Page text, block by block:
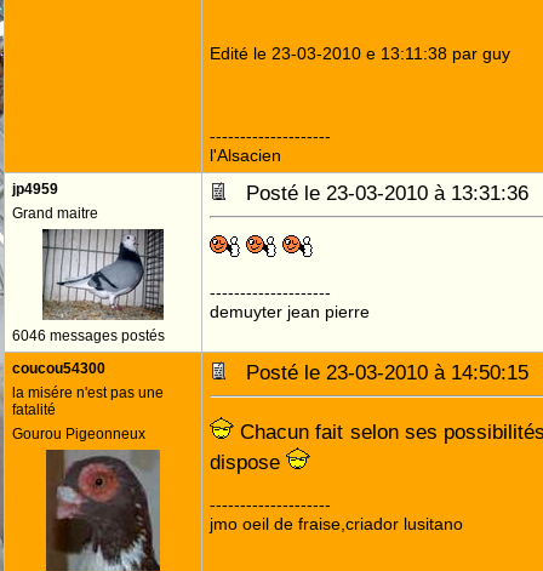
Edité le 23-03-2010 e 13:11:38 par guy
--------------------
l'Alsacien
jp4959
Grand maitre
6046 messages postés
Posté le 23-03-2010 à
--------------------
demuyter jean pierre
coucou54300
la misére n'est pas une
fatalité
Gourou Pigeonneux
Posté le 23-03-2010 à
Chacun fait selon ses
dispose
--------------------
jmo oeil de fraise,criador lusitano